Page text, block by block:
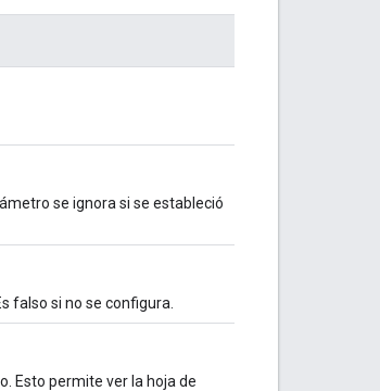
se ignora si se estableció
falso si no se configura.
Esto permite ver la hoja de